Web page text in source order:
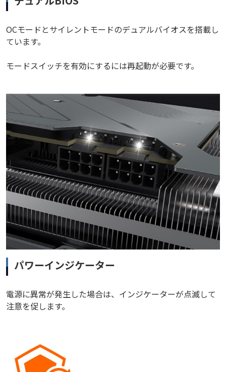
OCモードとサイレントモードのデュアルバイオスを搭載し
ています。
モードスイッチを有効にするには再起動が必要です。
パワーインジケーター
電源に異常が発生した場合は、インジケーターが点滅して
注意を促します。